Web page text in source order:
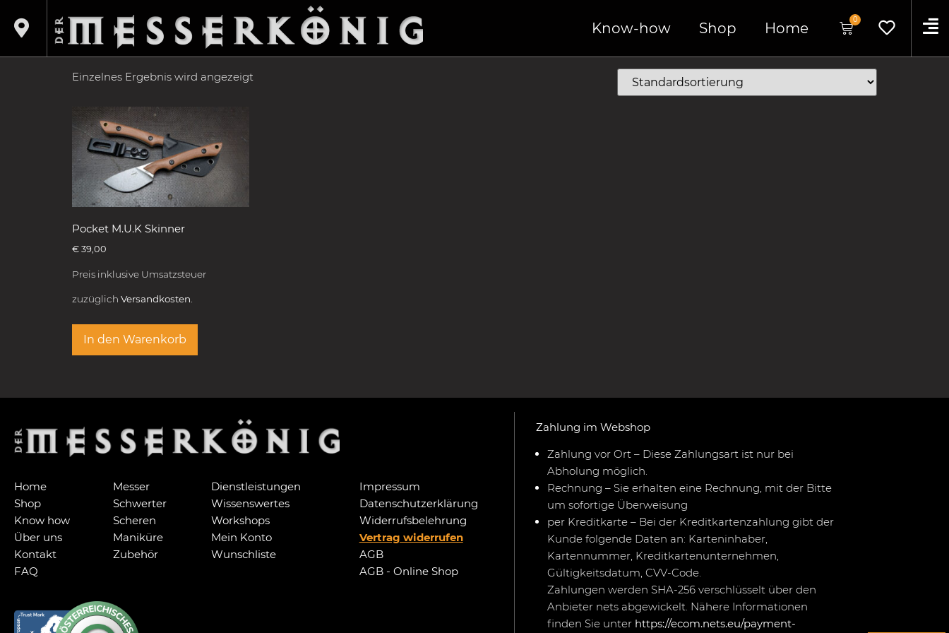
Know-how Shop Home
0
/ Starre Messer
MUK
Einzelnes Ergebnis wird angezeigt
Pocket M.U.K Skinner
€ 39,00
Preis inklusive Umsatzsteuer
zuzüglich Versandkosten.
In den Warenkorb
Home
Shop
Know how
Über uns
Kontakt
FAQ
Messer
Schwerter
Scheren
Maniküre
Zubehör
Dienstleistungen
Wissenswertes
Workshops
Mein Konto
Wunschliste
Impressum
Datenschutzerklärung
Widerrufsbelehrung
Vertrag widerrufen
AGB
AGB - Online Shop
Zahlung im Webshop
Zahlung vor Ort – Diese Zahlungsart ist nur bei
Abholung möglich.
Rechnung – Sie erhalten eine Rechnung, mit der Bitte
um sofortige Überweisung
per Kreditkarte – Bei der Kreditkartenzahlung gibt der
Kunde folgende Daten an: Karteninhaber,
Kartennummer, Kreditkartenunternehmen,
Gültigkeitsdatum, CVV-Code.
Zahlungen werden SHA-256 verschlüsselt über den
Anbieter nets abgewickelt. Nähere Informationen
finden Sie unter https://ecom.nets.eu/payment-